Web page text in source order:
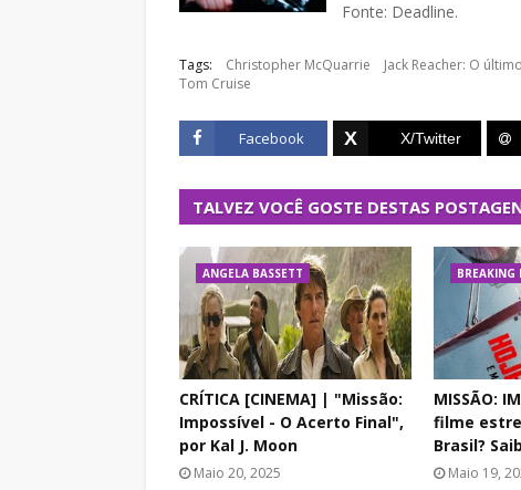
Fonte: Deadline.
Tags: Christopher McQuarrie Jack Reacher: O
Tom Cruise
Facebook
TALVEZ VOCÊ GOSTE DESTAS
ANGELA BASSETT
CRÍTICA [CINEMA] | "Missão:
Impossível - O Acerto Final",
por Kal J. Moon
Maio 20, 2025
BREAKING
MISSÃO:
filme
Brasil?
Maio 19,